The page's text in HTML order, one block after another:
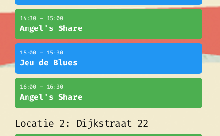
14:30 – 15:00
Angel's Share
15:00 – 15:30
Jeu de Blues
16:00 – 16:30
Angel's Share
Locatie 2: Dijkstraat 22